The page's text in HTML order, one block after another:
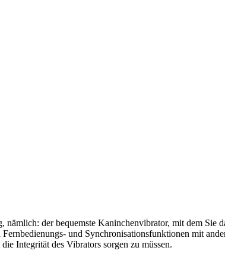
der bequemste Kaninchenvibrator, mit dem
und Synchronisationsfunktionen mit
Integrität des Vibrators sorgen zu müssen.